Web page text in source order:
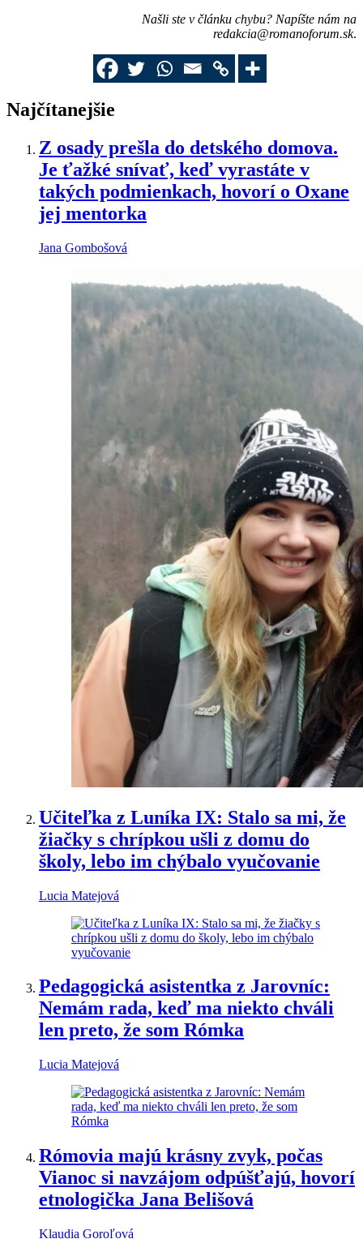
Našli ste v článku chybu? Napíšte nám na
redakcia@romanoforum.sk.
Najčítanejšie
Z osady prešla do detského domova.
Je ťažké snívať, keď vyrastáte v
takých podmienkach, hovorí o Oxane
jej mentorka
Jana Gombošová
Učiteľka z Luníka IX: Stalo sa mi, že
žiačky s chrípkou ušli z domu do
školy, lebo im chýbalo vyučovanie
Lucia Matejová
Pedagogická asistentka z Jarovníc:
Nemám rada, keď ma niekto chváli
len preto, že som Rómka
Lucia Matejová
Rómovia majú krásny zvyk, počas
Vianoc si navzájom odpúšťajú, hovorí
etnologička Jana Belišová
Klaudia Goroľová